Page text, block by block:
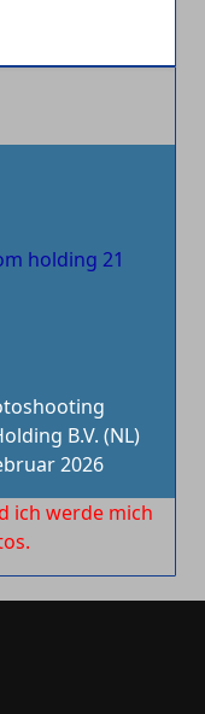
B.V. (NL)
2026
ich werde mich